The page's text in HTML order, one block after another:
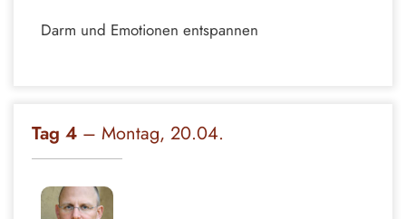
Darm und Emotionen entspannen
Tag 4 – Montag, 20.04.